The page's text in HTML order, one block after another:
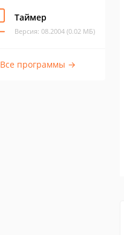
Таймер
Версия: 08.2004 (0.02 МБ)
Все программы →